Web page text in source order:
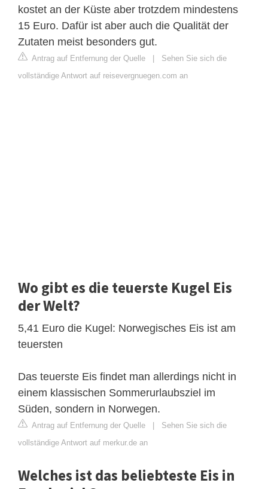
kostet an der Küste aber trotzdem mindestens
15 Euro. Dafür ist aber auch die Qualität der
Zutaten meist besonders gut.
Antrag auf Entfernung der Quelle | Sehen Sie sich die
vollständige Antwort auf reisevergnuegen.com an
Wo gibt es die teuerste Kugel Eis
der Welt?
5,41 Euro die Kugel: Norwegisches Eis ist am
teuersten
Das teuerste Eis findet man allerdings nicht in
einem klassischen Sommerurlaubsziel im
Süden, sondern in Norwegen.
Antrag auf Entfernung der Quelle | Sehen Sie sich die
vollständige Antwort auf merkur.de an
Welches ist das beliebteste Eis in